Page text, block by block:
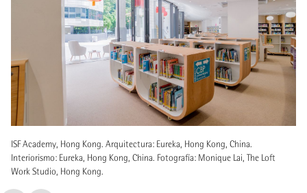
ISF Academy, Hong Kong. Arquitectura: Eureka, Hong Kong, China.
Interiorismo: Eureka, Hong Kong, China. Fotografía: Monique Lai, The Loft
Work Studio, Hong Kong.